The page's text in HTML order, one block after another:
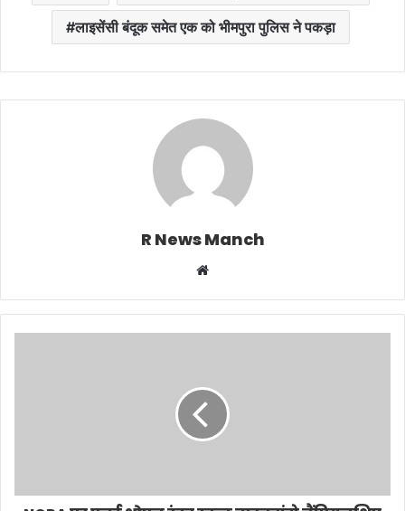
लाइसेंसी बंदूक समेत एक को भीमपुरा पुलिस ने पकड़ा
R News Manch
Website